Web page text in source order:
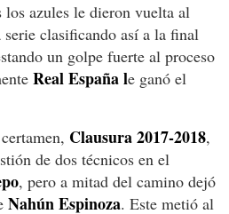
azules le dieron vuelta al
clasificando así a la final
un golpe fuerte al proceso
Real España le ganó el
Clausura 2017-2018,
de dos técnicos en el
, pero a mitad del camino dejó
Nahún Espinoza. Este metió al